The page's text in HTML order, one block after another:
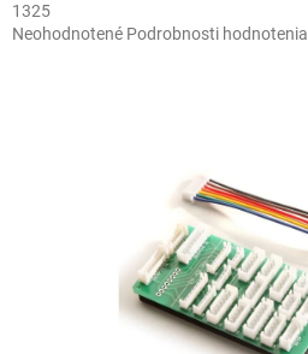
1325
Priemerné
Neohodnotené Podrobnosti hodnotenia